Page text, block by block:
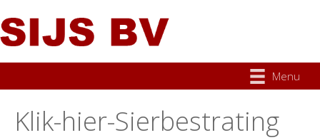
Menu
Klik-hier-Sierbestrating